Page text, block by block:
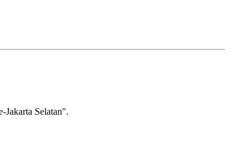
Selatan".